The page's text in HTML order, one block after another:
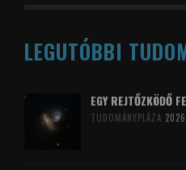
LEGUTÓBBI
EGY REJTŐZKÖDŐ
TUDOMÁNYPLÁZA